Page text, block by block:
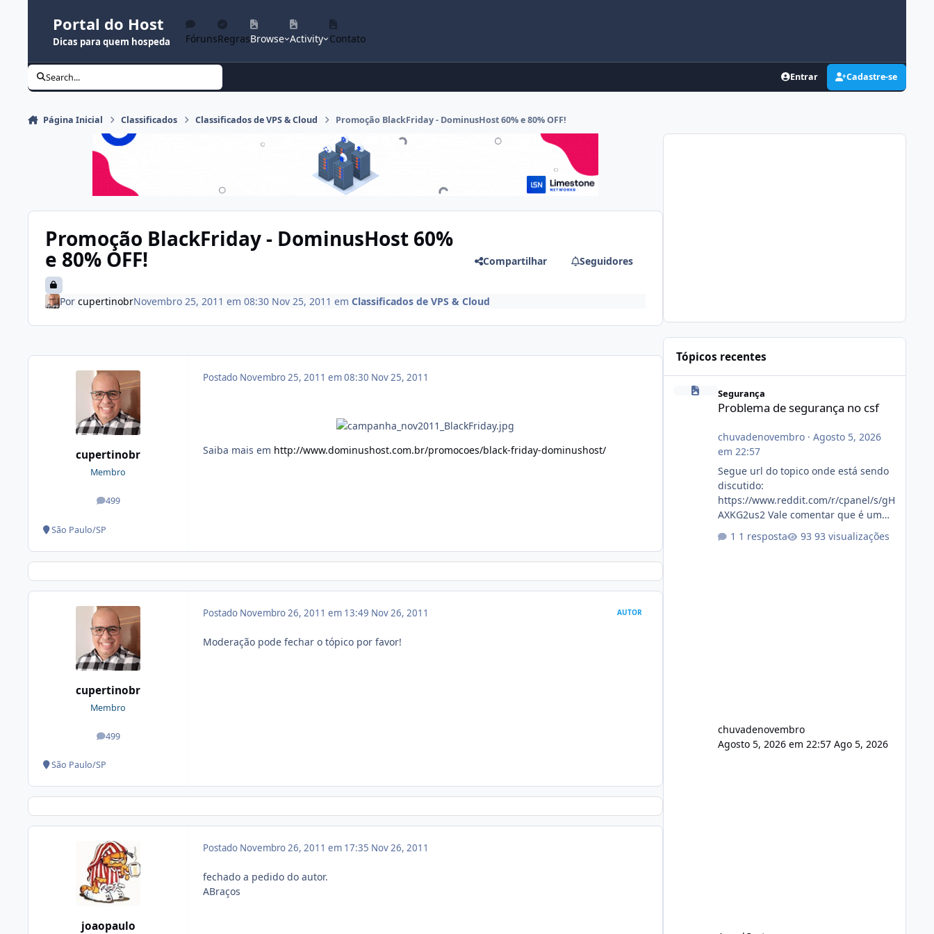
Portal do Host
Dicas para quem hospeda FórunsRegrasBrowse Activity Contato
Search... Entrar Cadastre-se
Página Inicial Classificados Classificados de VPS & Cloud Promoção BlackFriday - DominusHost 60% e 80% OFF!
Promoção BlackFriday - DominusHost 60%
e 80% OFF! Compartilhar Seguidores
Por cupertinobrNovembro 25, 2011 em 08:30 Nov 25, 2011 em Classificados de VPS & Cloud
cupertinobr
Membro
499
posts
São Paulo/SP
Postado Novembro 25, 2011 em 08:30 Nov 25, 2011
Saiba mais em http://www.dominushost.com.br/promocoes/black-friday-dominushost/
cupertinobr
Membro
499
posts
São Paulo/SP
Postado Novembro 26, 2011 em 13:49 Nov 26, 2011 AUTOR
Moderação pode fechar o tópico por favor!
joaopaulo
Postado Novembro 26, 2011 em 17:35 Nov 26, 2011
fechado a pedido do autor.
ABraços
Tópicos recentes
Problema de segurança no csf
Segurança
Problema de segurança no csf
chuvadenovembro· Agosto 5, 2026
em 22:57
Segue url do topico onde está sendo
discutido:
https://www.reddit.com/r/cpanel/s/gH
AXKG2us2 Vale comentar que é um
topico do cpanel... Não sei como ta a
pegada no da.
1 resposta 93 visualizações
chuvadenovembro
Agosto 5, 2026 em 22:57 Ago 5, 2026